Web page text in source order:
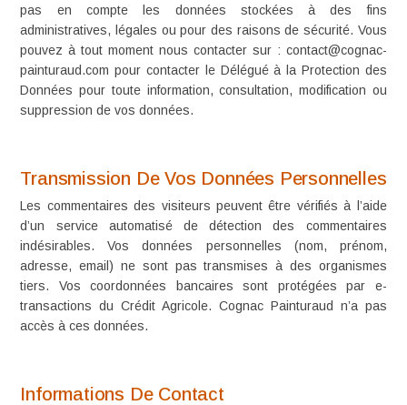
pas en compte les données stockées à des fins
administratives, légales ou pour des raisons de sécurité. Vous
pouvez à tout moment nous contacter sur : contact@cognac-
painturaud.com pour contacter le Délégué à la Protection des
Données pour toute information, consultation, modification ou
suppression de vos données.
Transmission De Vos Données Personnelles
Les commentaires des visiteurs peuvent être vérifiés à l’aide
d’un service automatisé de détection des commentaires
indésirables. Vos données personnelles (nom, prénom,
adresse, email) ne sont pas transmises à des organismes
tiers. Vos coordonnées bancaires sont protégées par e-
transactions du Crédit Agricole. Cognac Painturaud n’a pas
accès à ces données.
Informations De Contact